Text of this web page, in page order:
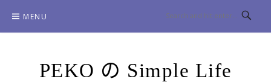
content
MENU
PEKO の Simple Life